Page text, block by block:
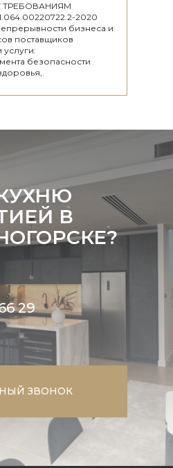
ТРЕБОВАНИЯМ
2020
бизнеса и
поставщиков
услуги:
безопасности
В
29
ЗВОНОК